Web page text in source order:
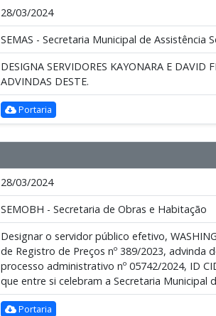
28/03/2024
SEMAS - Secretaria Municipal de Assistência
DESIGNA SERVIDORES KAYONARA E
ADVINDAS DESTE.
Portaria
28/03/2024
SEMOBH - Secretaria de Obras e Habitação
Designar o servidor público efetivo,
de Registro de Preços nº 389/2023, advinda
processo administrativo nº 05742/2024, ID
que entre si celebram a Secretaria Municipal
Portaria